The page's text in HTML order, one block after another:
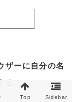
ザーに自分の名
る。
Top Sidebar